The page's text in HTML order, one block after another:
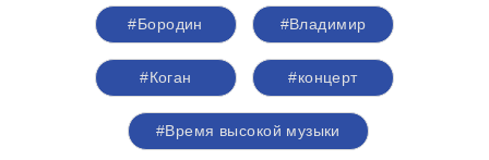
#Бородин #Владимир
#Коган #концерт
#Время высокой музыки